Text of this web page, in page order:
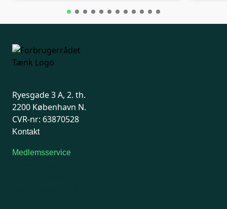
Ryesgade 3 A, 2. th.
2200 København N.
CVR-nr: 63870528
Kontakt
Medlemsservice